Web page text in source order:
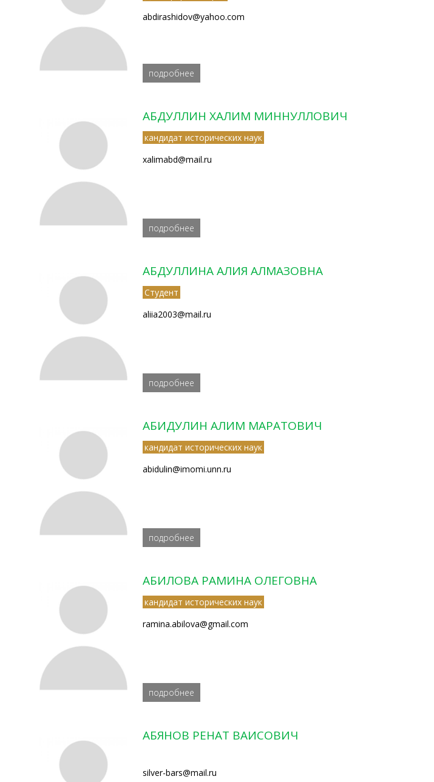
abdirashidov@yahoo.com
подробнее
АБДУЛЛИН ХАЛИМ МИННУЛЛОВИЧ
кандидат исторических наук
xalimabd@mail.ru
подробнее
АБДУЛЛИНА АЛИЯ АЛМАЗОВНА
Студент
aliia2003@mail.ru
подробнее
АБИДУЛИН АЛИМ МАРАТОВИЧ
кандидат исторических наук
abidulin@imomi.unn.ru
подробнее
АБИЛОВА РАМИНА ОЛЕГОВНА
кандидат исторических наук
ramina.abilova@gmail.com
подробнее
АБЯНОВ РЕНАТ ВАИСОВИЧ
silver-bars@mail.ru